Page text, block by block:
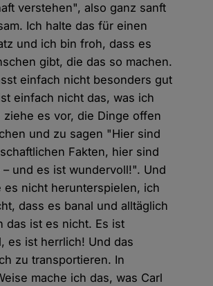
verstehen", also ganz sanft
Ich halte das für einen
und ich bin froh, dass es
gibt, die das so machen.
einfach nicht besonders gut
einfach nicht das, was ich
ziehe es vor, die Dinge offen
und zu sagen "Hier sind
Fakten, hier sind
– und es ist wundervoll!". Und
es nicht herunterspielen, ich
dass es banal und alltäglich
das ist es nicht. Es ist
es ist herrlich! Und das
zu transportieren. In
mache ich das, was Carl